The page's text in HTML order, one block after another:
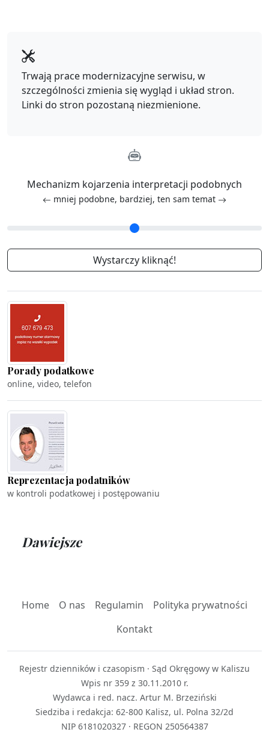
Trwają prace modernizacyjne serwisu, w
szczególności zmienia się wygląd i układ stron.
Linki do stron pozostaną niezmienione.
Mechanizm kojarzenia interpretacji podobnych
mniej podobne, bardziej, ten sam temat
Porady podatkowe
online, video, telefon
Reprezentacja podatników
w kontroli podatkowej i postępowaniu
Dawiejsze
Home O nas Regulamin
Polityka prywatności
Kontakt
Rejestr dzienników i czasopism · Sąd Okręgowy w Kaliszu
Wpis nr 359 z 30.11.2010 r.
Wydawca i red. nacz. Artur M. Brzeziński
Siedziba i redakcja: 62-800 Kalisz, ul. Polna 32/2d
NIP 6181020327 · REGON 250564387